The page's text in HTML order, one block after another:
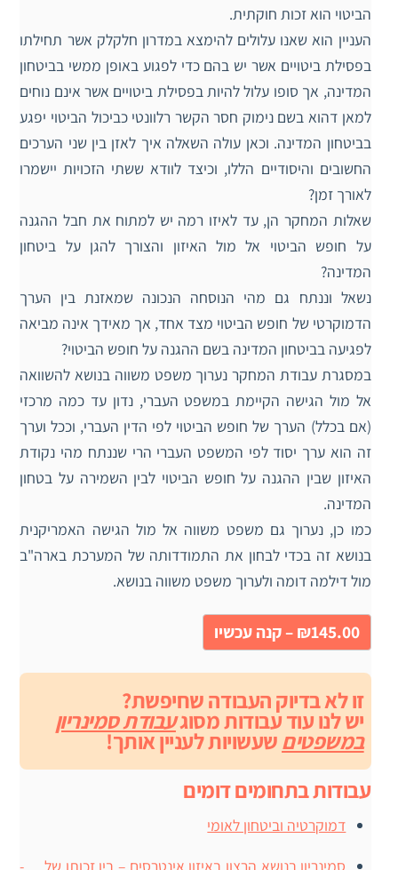
הביטוי הוא זכות חוקתית.
העניין הוא שאנו עלולים להימצא במדרון חלקלק אשר תחילתו
בפסילת ביטויים אשר יש בהם כדי לפגוע באופן ממשי בביטחון
המדינה, אך סופו עלול להיות בפסילת ביטויים אשר אינם נוחים
למאן דהוא בשם נימוק חסר הקשר רלוונטי כביכול הביטוי יפגע
בביטחון המדינה. וכאן עולה השאלה איך לאזן בין שני הערכים
החשובים והיסודיים הללו, וכיצד לוודא ששתי הזכויות יישמרו
לאורך זמן?
שאלות המחקר הן, עד לאיזו רמה יש למתוח את חבל ההגנה
על חופש הביטוי אל מול האיזון והצורך להגן על ביטחון
המדינה?
נשאל וננתח גם מהי הנוסחה הנכונה שמאזנת בין הערך
הדמוקרטי של חופש הביטוי מצד אחד, אך מאידך אינה מביאה
לפגיעה בביטחון המדינה בשם ההגנה על חופש הביטוי?
במסגרת עבודת המחקר נערוך משפט משווה בנושא להשוואה
אל מול הגישה הקיימת במשפט העברי, נדון עד כמה מרכזי
(אם בכלל) הערך של חופש הביטוי לפי הדין העברי, וככל וערך
זה הוא ערך יסוד לפי המשפט העברי הרי שננתח מהי נקודת
האיזון שבין ההגנה על חופש הביטוי לבין השמירה על בטחון
המדינה.
כמו כן, נערוך גם משפט משווה אל מול הגישה האמריקנית
בנושא זה בכדי לבחון את התמודדותה של המערכת בארה"ב
מול דילמה דומה ולערוך משפט משווה בנושא.
₪145.00 – קנה עכשיו
זו לא בדיוק העבודה שחיפשת?
יש לנו עוד עבודות מסוגעבודת סמינריון
במשפטיםשעשויות לעניין אותך!
עבודות בתחומים דומים
דמוקרטיה וביטחון לאומי